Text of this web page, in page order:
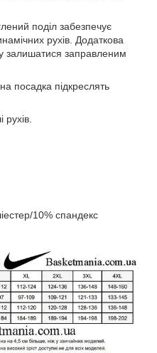
поділ забезпечує
рухів. Додаткова
залишатися заправленим
посадка підкреслять
рухів.
10% спандекс